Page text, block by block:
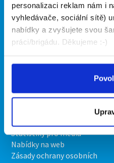
personalizaci reklam nám i
vyhledávače, sociální sítě)
nabídky a zvyšujete svou
práci/brigádu. Děkujeme :-)
Články
Hledané brigády
O portálu
O nás
Statistiky pro média
Nabídky na web
Zásady ochrany osobních